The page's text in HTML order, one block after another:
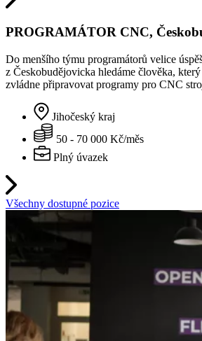
PROGRAMÁTOR CNC,
Do menšího týmu programátorů velice
z Českobudějovicka hledáme člověka,
zvládne připravovat programy pro CNC
Jihočeský kraj
50 - 70 000 Kč/měs
Plný úvazek
Všechny dostupné pozice